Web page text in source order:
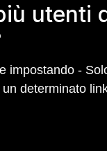
-
determinato